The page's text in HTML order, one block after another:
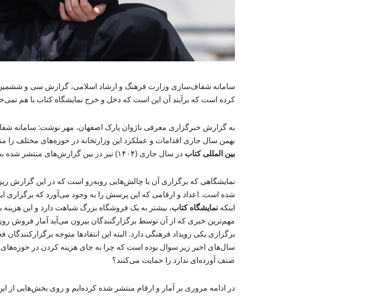
سامانه شفاف‌سازی وزارت فرهنگ و ارشاد اسلامی، گزارش سی و ششمین
کرده است که برآیند آن این است که دخل و خرج نمایشگاه کتاب با هم
به گزارش خبرگزاری معرفی ناژوان پارک اصفهان، مهر نوشت: سامانه
بهمن سال جاری اقدامات و عملکرد این وزارتخانه در حوزه‌های مختلف
بین المللی کتاب در سال جاری (۱۴۰۴) نیز در بین گزارش‌های منتشر شده به چشم می‌آید.
نمایشگاهی که برگزاری آن با چالش‌هایی روبه‌رو است که در این گزارش
شده است. اعداد و ارقامی که این پرسش را به وجود می‌آورد که برگزاری
اینکهنمایشگاه کتاب، بیشتر به یک فروشگاه بزرگ شباهت دارد و این
مهم‌ترین خبری که از آن توسط برگزارگنندگان بیرون می‌آید آمار فروش
برگزاری یکی رویداد فرهنگی دارد. البته این انتقادها متوجه
سال‌های اخیر زیر سوال بوده است که چرا به جای هزینه کردن در حوزه‌های
صنف آورده‌ای ندارد را حمایت می‌کنند؟
در ادامه مروری بر آمار و ارقام منتشر شده کرده‌ایم و روی بخش‌هایی از این